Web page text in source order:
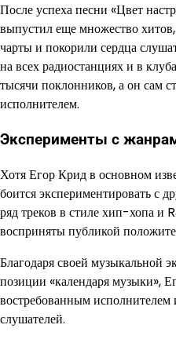
После успеха песни «Цвет
выпустил еще множество
чарты и покорили сердца
на всех радиостанциях и в
тысячи поклонников, а он сам
исполнителем.
Эксперименты с
Хотя Егор Крид в основном
боится экспериментировать с
ряд треков в стиле хип-хопа и
восприняты публикой
Благодаря своей музыкальной
позиции «календаря музыки»,
востребованным исполнителем
слушателей.